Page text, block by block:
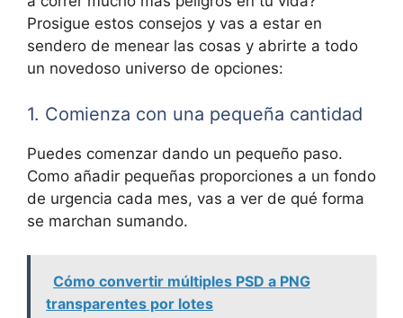
Prosigue estos consejos y vas a estar en
sendero de menear las cosas y abrirte a todo
un novedoso universo de opciones:
1. Comienza con una pequeña cantidad
Puedes comenzar dando un pequeño paso.
Como añadir pequeñas proporciones a un fondo
de urgencia cada mes, vas a ver de qué forma
se marchan sumando.
Cómo convertir múltiples PSD a PNG
transparentes por lotes